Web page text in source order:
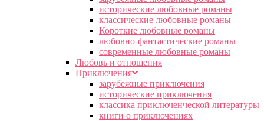
исторические любовные романы
классические любовные романы
Короткие любовные романы
любовно-фантастические романы
современные любовные романы
Любовь и отношения
Приключения
зарубежные приключения
исторические приключения
классика приключенческой литературы
книги о приключениях